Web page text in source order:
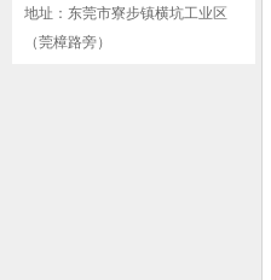
地址：东莞市寮步镇横坑工业区
（莞樟路旁）